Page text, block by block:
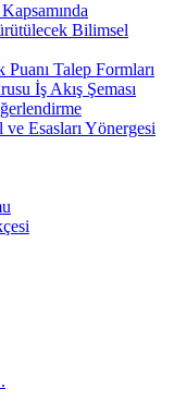
Bilimsel
Talep Formları
İş Akış Şeması
Esasları Yönergesi